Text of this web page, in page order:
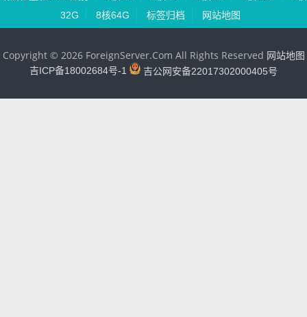
32G
8核64G 标签归档 网站地图
Copyright © 2026 ForeignServer.Com All Rights Reserved 网站地图
吉ICP备18002684号-1
吉公网安备22017302000405号